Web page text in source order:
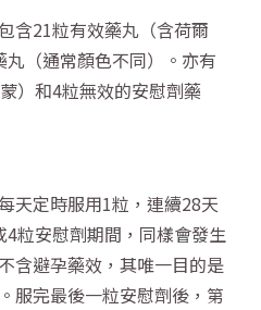
含21粒有效藥丸（含荷爾
（通常顏色不同）。亦有
）和4粒無效的安慰劑藥
天定時服用1粒，連續28天
粒安慰劑期間，同樣會發生
含避孕藥效，其唯一目的是
服完最後一粒安慰劑後，第